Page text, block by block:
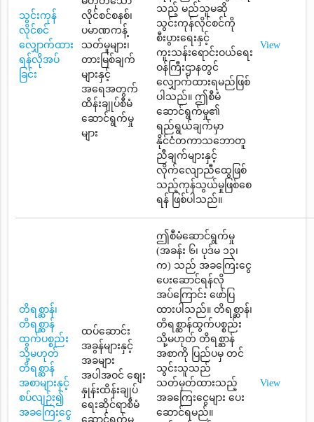
သွင်းကုန်
လိုင်စင်
လျှောက်ထား
ရန်လိုအပ်
ခြင်း
လိုင်စင်စနစ်၊
ပမာဏကန့်
သတ်မှုများ၊
တားမြစ်ချက်
များနှင့်
အရေအတွက်
ထိန်းချုပ်စီမံ
ဆောင်ရွက်မှု
များ
သည့် မည်သူမဆို
သွင်းကုန်လိုင်စင်ကို
စီးပွားရေးနှင့်
ကူးသန်းရောင်းဝယ်ရေး
ဝန်ကြီးဌာနတွင်
လျှောက်ထားရမည်ဖြစ်
ပါသည်။ ဤစီမံ
ဆောင်ရွက်မှု၏
ရည်ရွယ်ချက်မှာ
နိုင်ငံတကာသဘောတူ
ညီချက်များနှင့်
လိုက်လျောညီထွေဖြစ်
သည့်ကုန်သွယ်မှုဖြစ်စေ
ရန် ဖြစ်ပါသည်။
View
တိရစ္ဆာန်၊
တိရစ္ဆာန်
ထွက်ပစ္စည်း
သို့မဟုတ်
တိရစ္ဆာန်
အစာများနှင့်
စပ်လျဉ်း၍
အခကြေးငွေ
ထပ်ဆောင်း
အခွန်များနှင့်
အခများ
အပါအဝင် စျေး
နှုန်းထိန်းချုပ်
ရေးဆိုင်ရာစီမံ
ဆောင်ရွက်မှု
ဤစီမံဆောင်ရွက်မှု
(အခန်း ၆၊ ပုဒ်မ ၁၃၊
က) သည် အခကြေးငွေ
ပေးဆောင်ရန်လို
အပ်ကြောင်း ဖော်ပြ
ထားပါသည်။ တိရစ္ဆာန်၊
တိရစ္ဆာန်ထွက်ပစ္စည်း
သို့မဟုတ် တိရစ္ဆာန်
အစာကို ပြည်ပမှ တင်
သွင်းသူသည်
သတ်မှတ်ထားသည့်
အခကြေးငွေများ ပေး
ဆောင်ရမည်။
View